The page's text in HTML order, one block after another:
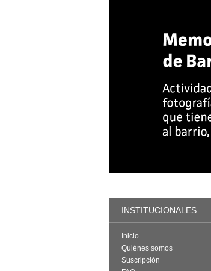
INSTITUCIONALES
Inicio
Quiénes somos
Suscripción